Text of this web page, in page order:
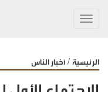
الرئيسية / أخبار الناس